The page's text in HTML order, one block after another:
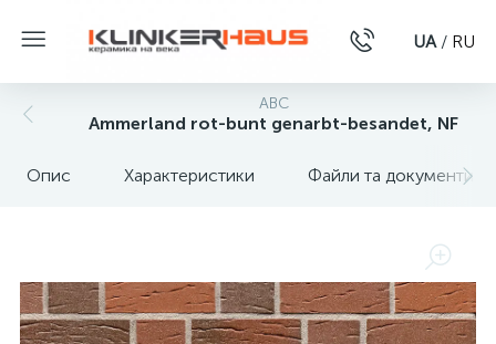
UA/ RU
ABC
Ammerland rot-bunt genarbt-besandet, NF
Опис Характеристики Файли та документи